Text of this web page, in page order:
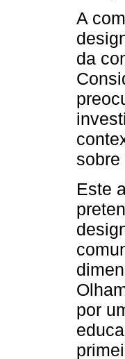
A
da
sobre
Este
por